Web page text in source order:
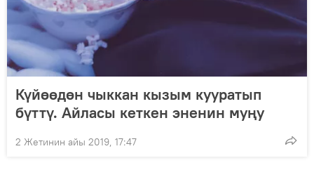
Күйөөдөн чыккан кызым кууратып
бүттү. Айласы кеткен эненин муңу
2 Жетинин айы 2019, 17:47